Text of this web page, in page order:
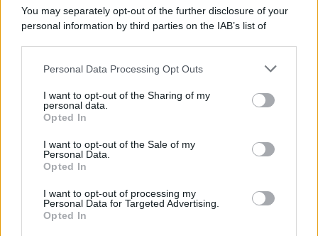
You may separately opt-out of the further disclosure of your
personal information by third parties on the IAB’s list of
This information may also be disclosed by us to third parties
disclose it to other third parties.
Please note that this website/app uses one or more Google
services and may gather and store information including but
not limited to your visit or usage behaviour. You may click to
grant or deny consent to Google and its third-party tags to
consent section.
Personal Data Processing Opt Outs
I want to opt-out of the Sharing of my
personal data.
Opted In
I want to opt-out of the Sale of my
Personal Data.
Opted In
I want to opt-out of processing my
Personal Data for Targeted Advertising.
Opted In